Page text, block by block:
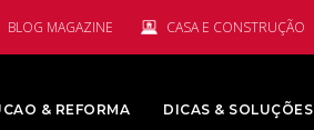
BLOG MAGAZINE CASA E CONSTRUÇÃO
& REFORMA DICAS & SOLUÇÕES